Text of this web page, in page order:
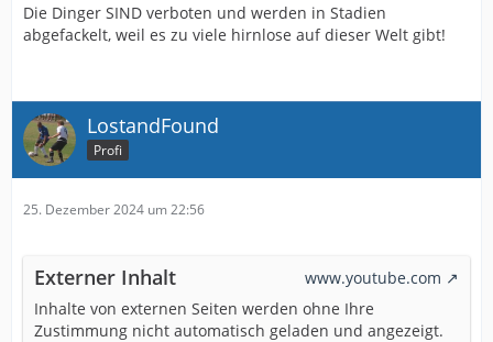
Die Dinger SIND verboten und werden in Stadien
abgefackelt, weil es zu viele hirnlose auf dieser Welt gibt!
LostandFound
Profi
25. Dezember 2024 um 22:56
Externer Inhalt
www.youtube.com
Inhalte von externen Seiten werden ohne Ihre
Zustimmung nicht automatisch geladen und angezeigt.